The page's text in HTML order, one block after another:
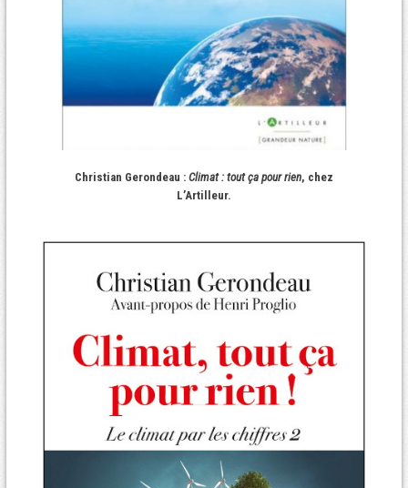
Christian Gerondeau : Climat : tout ça pour rien, chez
L’Artilleur.